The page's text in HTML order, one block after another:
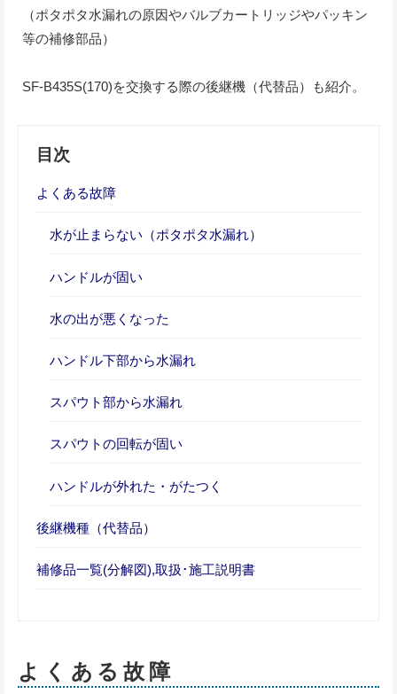
（ポタポタ水漏れの原因やバルブカートリッジやパッキン
等の補修部品）
SF-B435S(170)を交換する際の後継機（代替品）も紹介。
目次
よくある故障
水が止まらない（ポタポタ水漏れ）
ハンドルが固い
水の出が悪くなった
ハンドル下部から水漏れ
スパウト部から水漏れ
スパウトの回転が固い
ハンドルが外れた・がたつく
後継機種（代替品）
補修品一覧(分解図),取扱･施工説明書
よくある故障